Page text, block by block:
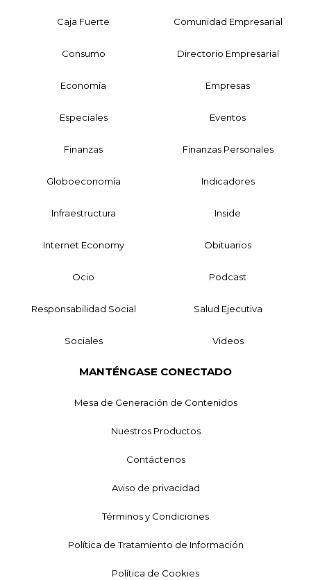
Caja Fuerte Comunidad Empresarial
Consumo Directorio Empresarial
Economía Empresas
Especiales Eventos
Finanzas Finanzas Personales
Globoeconomía Indicadores
Infraestructura Inside
Internet Economy Obituarios
Ocio Podcast
Responsabilidad Social Salud Ejecutiva
Sociales Videos
MANTÉNGASE CONECTADO
Mesa de Generación de Contenidos
Nuestros Productos
Contáctenos
Aviso de privacidad
Términos y Condiciones
Política de Tratamiento de Información
Política de Cookies